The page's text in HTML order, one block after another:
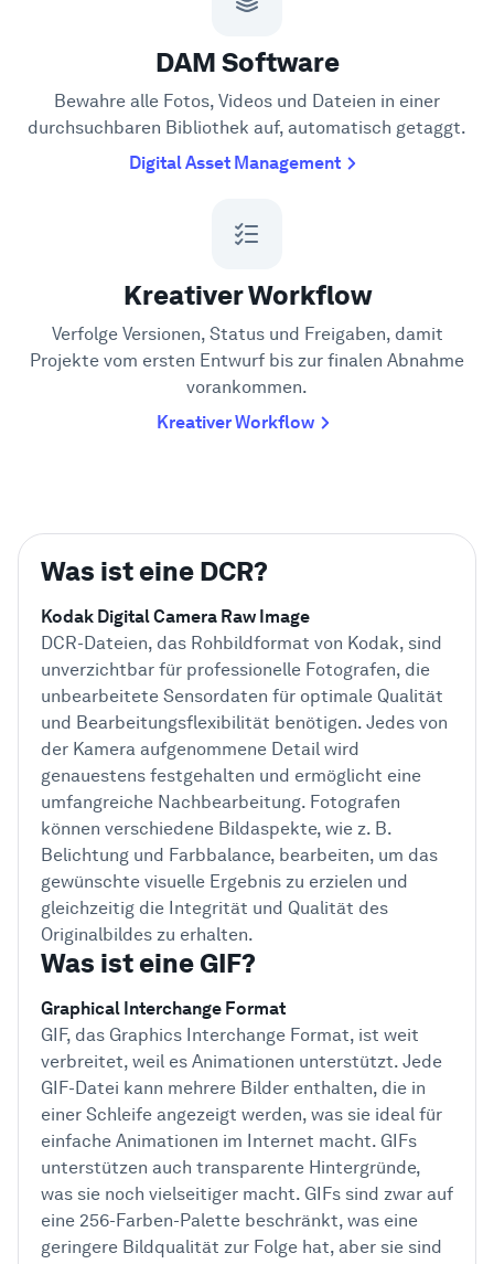
DAM Software
Bewahre alle Fotos, Videos und Dateien in einer
durchsuchbaren Bibliothek auf, automatisch getaggt.
Digital Asset Management
Kreativer Workflow
Verfolge Versionen, Status und Freigaben, damit
Projekte vom ersten Entwurf bis zur finalen Abnahme
vorankommen.
Kreativer Workflow
Was ist eine DCR?
Kodak Digital Camera Raw Image
DCR-Dateien, das Rohbildformat von Kodak, sind
unverzichtbar für professionelle Fotografen, die
unbearbeitete Sensordaten für optimale Qualität
und Bearbeitungsflexibilität benötigen. Jedes von
der Kamera aufgenommene Detail wird
genauestens festgehalten und ermöglicht eine
umfangreiche Nachbearbeitung. Fotografen
können verschiedene Bildaspekte, wie z. B.
Belichtung und Farbbalance, bearbeiten, um das
gewünschte visuelle Ergebnis zu erzielen und
gleichzeitig die Integrität und Qualität des
Originalbildes zu erhalten.
Was ist eine GIF?
Graphical Interchange Format
GIF, das Graphics Interchange Format, ist weit
verbreitet, weil es Animationen unterstützt. Jede
GIF-Datei kann mehrere Bilder enthalten, die in
einer Schleife angezeigt werden, was sie ideal für
einfache Animationen im Internet macht. GIFs
unterstützen auch transparente Hintergründe,
was sie noch vielseitiger macht. GIFs sind zwar auf
eine 256-Farben-Palette beschränkt, was eine
geringere Bildqualität zur Folge hat, aber sie sind